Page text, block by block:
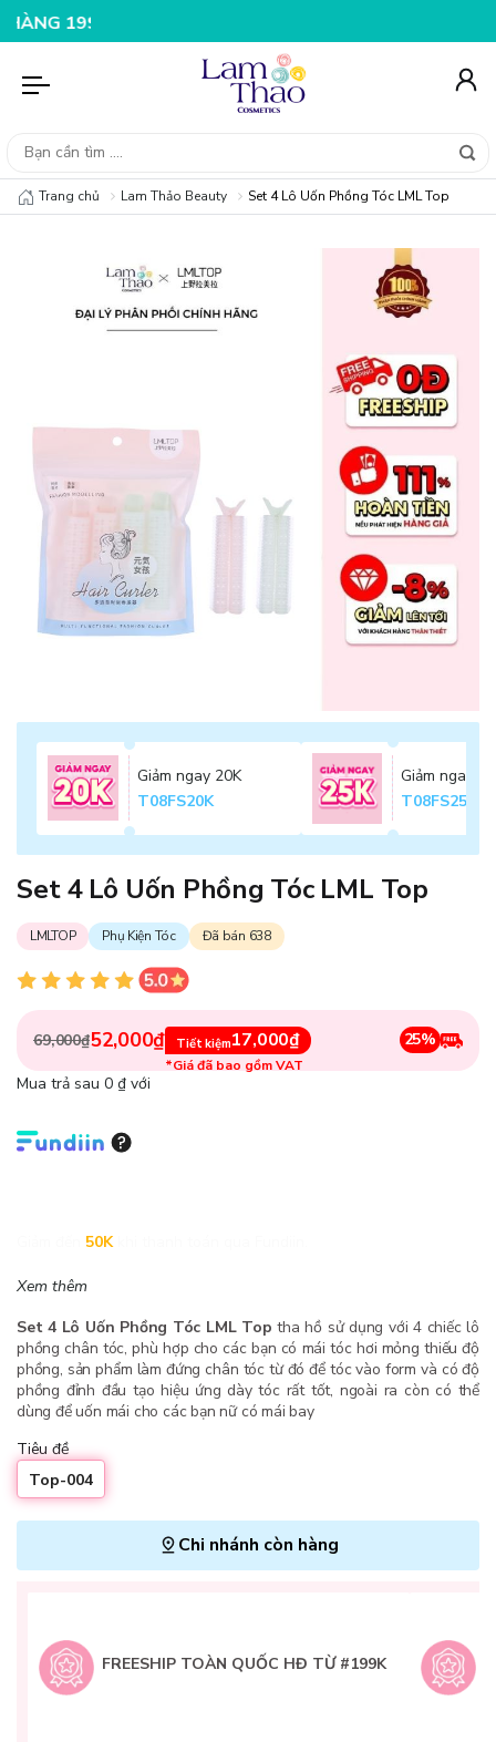
NHẬP MÃ T08FS25K - GIẢM NGAY 25K CHO ĐƠN
Trang chủ Lam Thảo Beauty Set 4 Lô Uốn Phồng Tóc LML Top
Giảm ngay 20K
T08FS20K
Giảm ngay
T08FS25K
Set 4 Lô Uốn Phồng Tóc LML Top
LMLTOP Phụ Kiện Tóc Đã bán 638
69,000₫52,000₫ Tiết kiệm17,000₫
*Giá đã bao gồm VAT
25%
Mua trả sau 0 ₫ với
50K
Xem thêm
Set 4 Lô Uốn Phồng Tóc LML Toptha hồ sử dụng với 4 chiếc lô
phồng chân tóc, phù hợp cho các bạn có mái tóc hơi mỏng thiếu độ
phồng, sản phẩm làm đứng chân tóc từ đó để tóc vào form và có độ
phồng đỉnh đầu tạo hiệu ứng dày tóc rất tốt, ngoài ra còn có thể
dùng để uốn mái cho các bạn nữ có mái bay
Tiêu đề
Top-004
Chi nhánh còn hàng
FREESHIP TOÀN QUỐC HĐ TỪ #199K